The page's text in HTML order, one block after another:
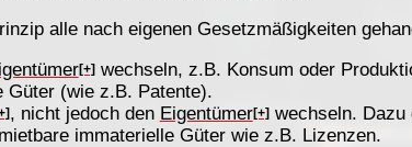
alle nach eigenen Gesetzmäßigkeiten
[+]wechseln, z.B. Konsum oder
Güter (wie z.B. Patente).
, nicht jedoch den Eigentümer[+]wechseln. Dazu
immaterielle Güter wie z.B. Lizenzen.